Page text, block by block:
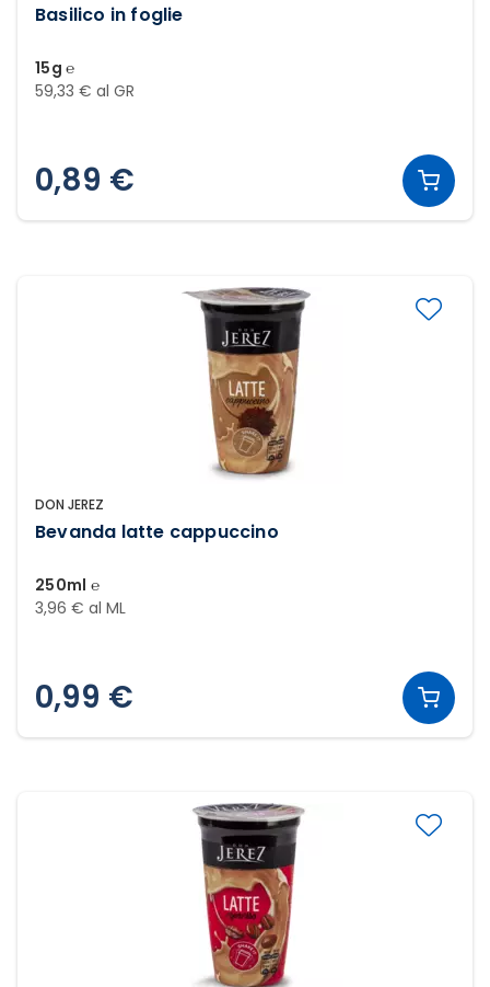
Basilico in foglie
15g ℮
59,33 € al GR
0,89 €
DON JEREZ
Bevanda latte cappuccino
250ml ℮
3,96 € al ML
0,99 €